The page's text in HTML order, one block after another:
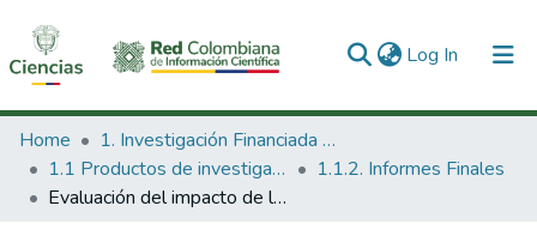
Log In (current)
Communities & Collections
All of DSpace
Home
1. Investigación Financiada con Recursos Públicos
1.1 Productos de investigación
1.1.2. Informes Finales
Evaluación del impacto de la mezcla y estratificación poblacional en un modelo de asociación entre 6 polimorfismos del gen ADAM33 y asma en una población de la Costa Caribe Colombiana.